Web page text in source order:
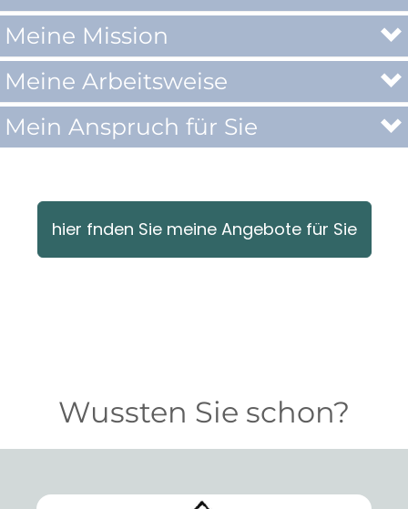
Meine Mission
Meine Arbeitsweise
Mein Anspruch für Sie
hier fnden Sie meine Angebote für Sie
Wussten Sie schon?